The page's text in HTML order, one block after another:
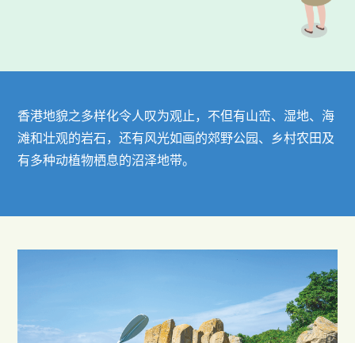
香港地貌之多样化令人叹为观止，不但有山峦、湿地、海
滩和壮观的岩石，还有风光如画的郊野公园、乡村农田及
有多种动植物栖息的沼泽地带。